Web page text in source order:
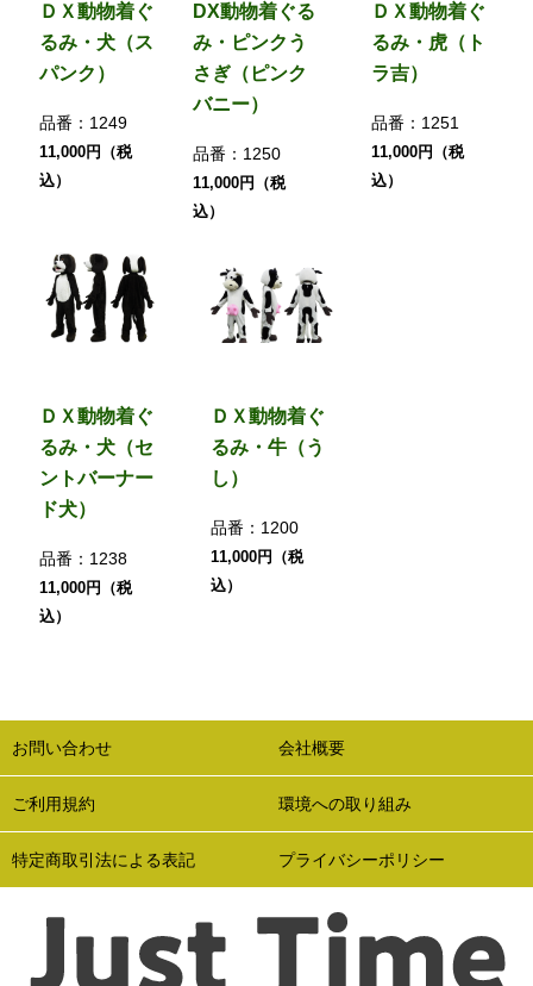
ＤＸ動物着ぐ
るみ・犬（ス
パンク）
品番： 1249
11,000円（税
込）
DX動物着ぐる
み・ピンクう
さぎ（ピンク
バニー）
品番： 1250
11,000円（税
込）
ＤＸ動物着ぐ
るみ・虎（ト
ラ吉）
品番： 1251
11,000円（税
込）
ＤＸ動物着ぐ
るみ・犬（セ
ントバーナー
ド犬）
品番： 1238
11,000円（税
込）
ＤＸ動物着ぐ
るみ・牛（う
し）
品番： 1200
11,000円（税
込）
お問い合わせ 会社概要
ご利用規約 環境への取り組み
特定商取引法による表記 プライバシーポリシー